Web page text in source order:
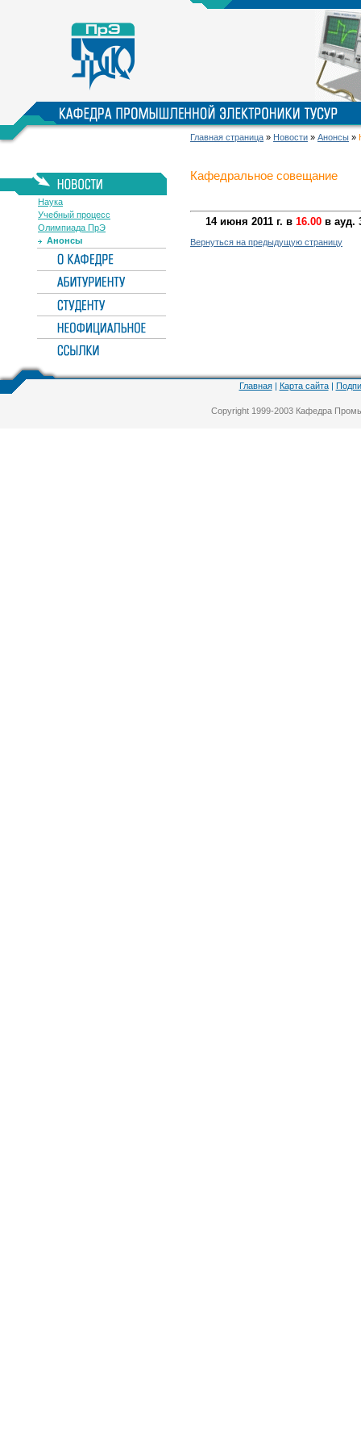
Главная страница » Новости » Анонсы »
Наука
Учебный процесс
Олимпиада ПрЭ
Анонсы
Кафедральное совещание
14 июня 2011 г. в 16.00в ауд.
Вернуться на предыдущую страницу
Главная| Карта сайта|
Copyright 1999-2003 Кафедра